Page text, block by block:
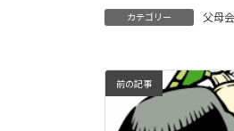
カテゴリー 父母
前の記事